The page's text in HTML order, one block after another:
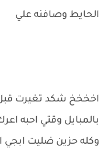
الحايط وصافنه علي
اخخخخ شكد تغيرت
بالمبايل وقتي احبه
وكله حزين ضليت ابجي